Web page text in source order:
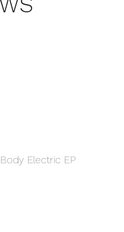
Electric EP